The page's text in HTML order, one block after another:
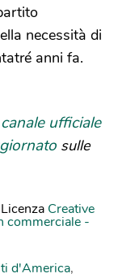
necessità di
anni fa.
ufficiale
sulle
Creative
commerciale -
d'America,